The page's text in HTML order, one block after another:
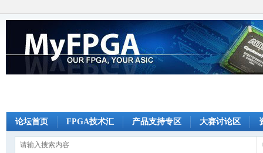
论坛首页 FPGA技术汇 产品支持专区 大赛讨论区